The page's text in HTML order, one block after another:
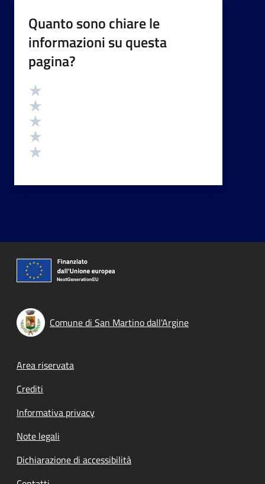
Quanto sono chiare le
informazioni su questa
pagina?
Valutazione
Comune di San Martino dall'Argine
Footer menu
Area riservata
Crediti
Informativa privacy
Note legali
Dichiarazione di accessibilità